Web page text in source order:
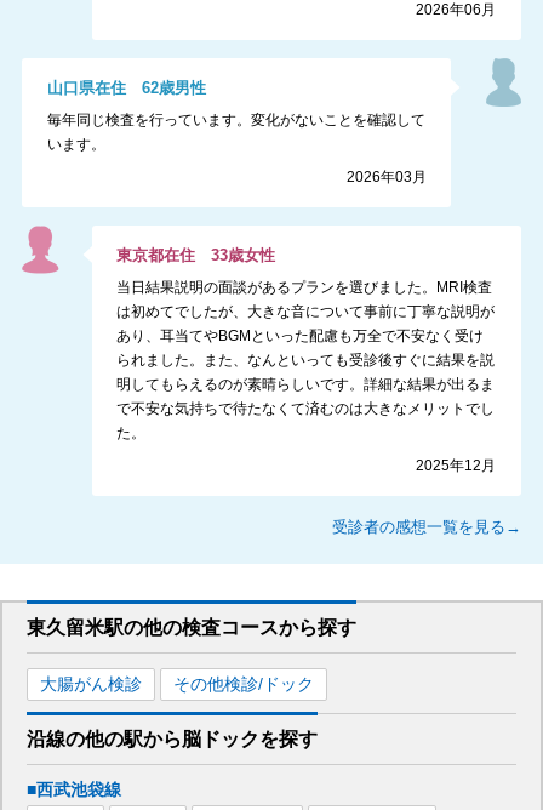
2026年06月
山口県在住 62歳男性
毎年同じ検査を行っています。変化がないことを確認して
います。
2026年03月
東京都在住33歳女性
当日結果説明の面談があるプランを選びました。MRI検査
は初めてでしたが、大きな音について事前に丁寧な説明が
あり、耳当てやBGMといった配慮も万全で不安なく受け
られました。また、なんといっても受診後すぐに結果を説
明してもらえるのが素晴らしいです。詳細な結果が出るま
で不安な気持ちで待たなくて済むのは大きなメリットでし
た。
2025年12月
受診者の感想一覧を見る→
東久留米駅の他の検査コースから探す
大腸がん検診 その他検診/ドック
沿線の他の駅から脳ドックを探す
■西武池袋線